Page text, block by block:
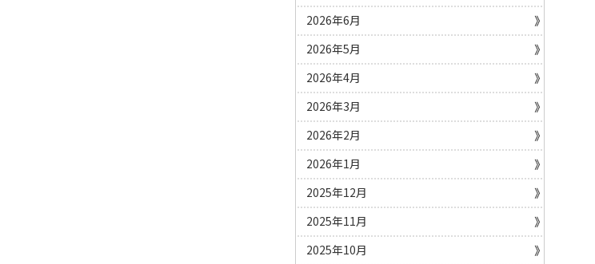
2026年6月
2026年5月
2026年4月
2026年3月
2026年2月
2026年1月
2025年12月
2025年11月
2025年10月